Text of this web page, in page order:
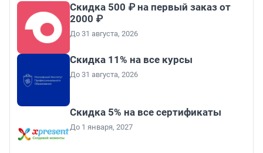
Скидка 500 ₽ на первый заказ от
2000 ₽
До 31 августа, 2026
Скидка 11% на все курсы
До 31 августа, 2026
Скидка 5% на все сертификаты
До 1 января, 2027